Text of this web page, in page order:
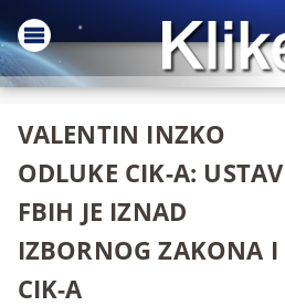
VALENTIN INZKO
ODLUKE CIK-A: USTAV
FBIH JE IZNAD
IZBORNOG ZAKONA I
CIK-A